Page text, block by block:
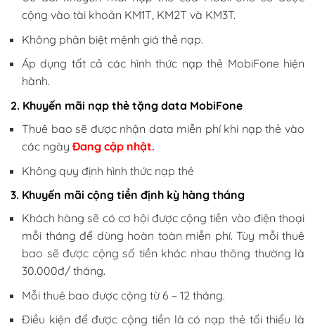
cộng vào tài khoản KM1T, KM2T và KM3T.
Không phân biệt mệnh giá thẻ nạp.
Áp dụng tất cả các hình thức nạp thẻ MobiFone hiện
hành.
2. Khuyến mãi nạp thẻ tặng data MobiFone
Thuê bao sẽ được nhận data miễn phí khi nạp thẻ vào
các ngày Đang cập nhật.
Không quy định hình thức nạp thẻ
3. Khuyến mãi cộng tiền định kỳ hàng tháng
Khách hàng sẽ có cơ hội được cộng tiền vào điện thoại
mỗi tháng để dùng hoàn toàn miễn phí. Tùy mỗi thuê
bao sẽ được cộng số tiền khác nhau thông thường là
30.000đ/ tháng.
Mỗi thuê bao được cộng từ 6 – 12 tháng.
Điều kiện để được cộng tiền là có nạp thẻ tối thiểu là